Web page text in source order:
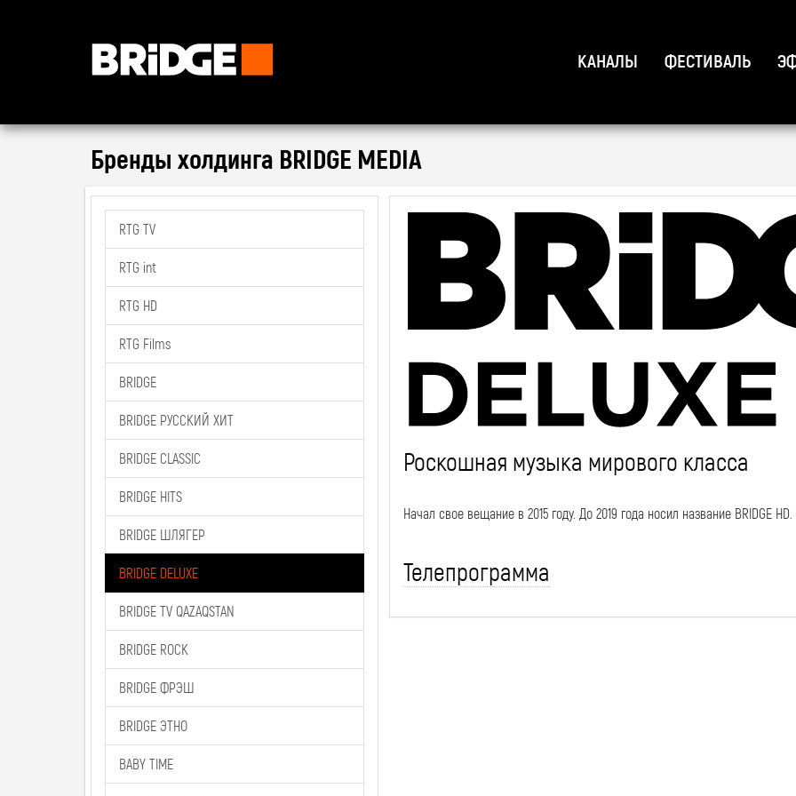
КАНАЛЫ ФЕСТИВАЛЬ
Попробуй новое приложение BRIDGE MUSIC с бесплатным эфиром для Android и iOS!
наведи камеру
Бренды холдинга BRIDGE MEDIA
RTG TV
RTG int
RTG HD
RTG Films
BRIDGE
BRIDGE РУССКИЙ ХИТ
BRIDGE CLASSIC
BRIDGE HITS
BRIDGE ШЛЯГЕР
BRIDGE DELUXE
BRIDGE TV QAZAQSTAN
BRIDGE ROCK
BRIDGE ФРЭШ
BRIDGE ЭТНО
BABY TIME
Роскошная музыка мирового класса
Начал свое вещание в 2015 году. До 2019 года носил название BRIDGE HD.
Телепрограмма